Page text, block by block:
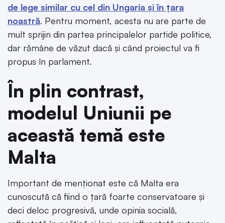
de lege similar cu cel din Ungaria și în țara
noastră. Pentru moment, acesta nu are parte de
mult sprijin din partea principalelor partide politice,
dar rămâne de văzut dacă și când proiectul va fi
propus în parlament.
În plin contrast,
modelul Uniunii pe
această temă este
Malta
Important de menționat este că Malta era
cunoscută că fiind o țară foarte conservatoare și
deci deloc progresivă, unde opinia socială,